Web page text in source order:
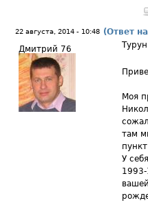
22 августа, 2014 - 10:48 (Ответ
Дмитрий 76
Моя
там
У